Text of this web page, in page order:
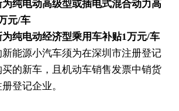
纯电动高级型或插电式混合动力高
元/车
纯电动经济型乘用车补贴1万元/车
源小汽车须为在深圳市注册登记
的新车，且机动车销售发票中销货
登记企业。